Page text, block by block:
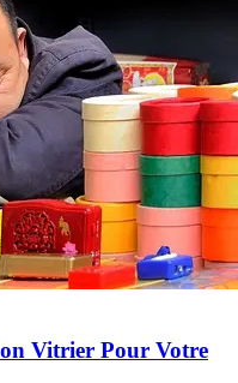
Vitrier Pour Votre